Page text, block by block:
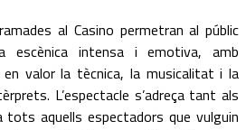
al Casino permetran al públic
escènica intensa i emotiva, amb
valor la tècnica, la musicalitat i la
L’espectacle s’adreça tant als
aquells espectadors que vulguin